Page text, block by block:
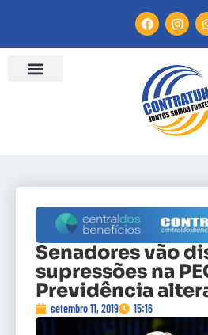
Senadores vão
supressões na
Previdência
setembro 11, 2019 15:16